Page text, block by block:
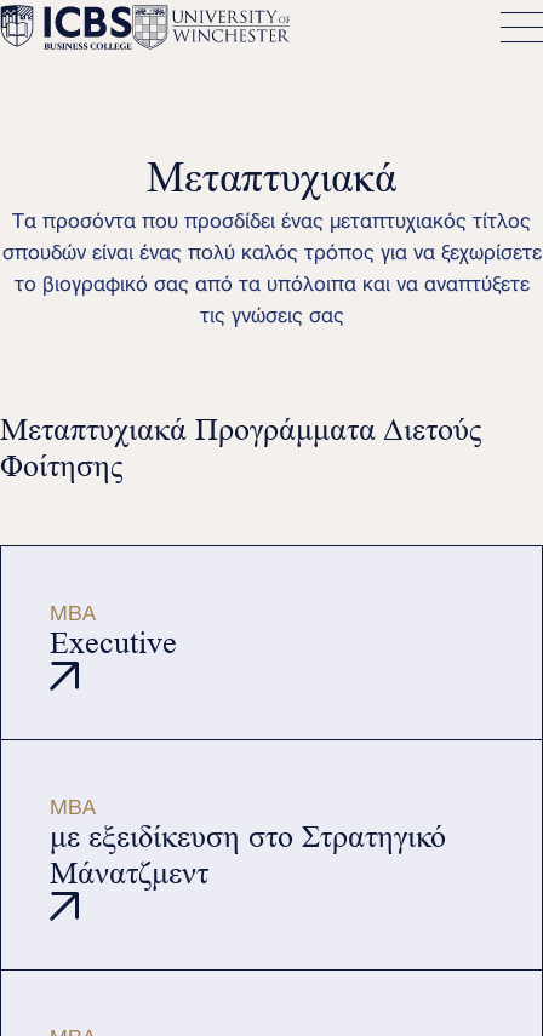
Μεταπτυχιακά
Τα προσόντα που προσδίδει ένας μεταπτυχιακός τίτλος
σπουδών είναι ένας πολύ καλός τρόπος για να ξεχωρίσετε
το βιογραφικό σας από τα υπόλοιπα και να αναπτύξετε
τις γνώσεις σας
Μεταπτυχιακά Προγράμματα Διετούς
Φοίτησης
MBA
Executive
MBA
με εξειδίκευση στο Στρατηγικό
Μάνατζμεντ